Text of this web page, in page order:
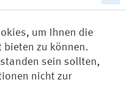
um Ihnen die
zu können.
sein sollten,
nicht zur